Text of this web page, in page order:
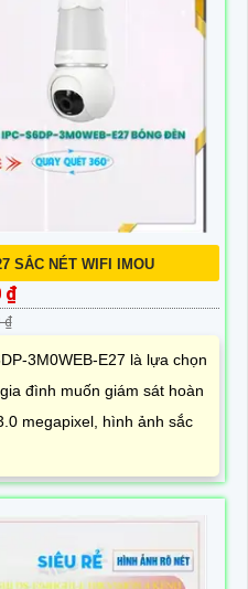
SẮC NÉT WIFI IMOU
₫
₫
3M0WEB-E27 là lựa chọn
đình muốn giám sát hoàn
megapixel, hình ảnh sắc